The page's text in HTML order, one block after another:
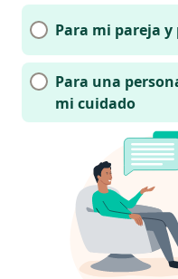
Para mi pareja
Para una
mi cuidado